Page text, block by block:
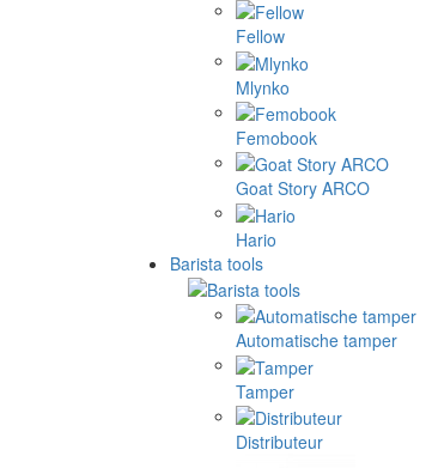
Fellow
Mlynko
Femobook
Goat Story ARCO
Hario
Barista tools
Automatische tamper
Tamper
Distributeur